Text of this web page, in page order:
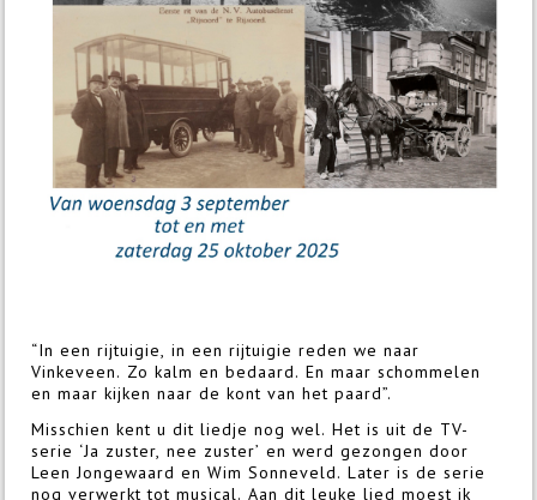
“In een rijtuigie, in een rijtuigie reden we naar
Vinkeveen. Zo kalm en bedaard. En maar schommelen
en maar kijken naar de kont van het paard”.
Misschien kent u dit liedje nog wel. Het is uit de TV-
serie ‘Ja zuster, nee zuster’ en werd gezongen door
Leen Jongewaard en Wim Sonneveld. Later is de serie
nog verwerkt tot musical. Aan dit leuke lied moest ik